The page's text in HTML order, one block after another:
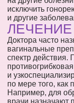
исключить
и другие
ЛЕЧЕНИЕ
Доктора часто
вагинальные
спектр действия.
и
по мере того, как
Например, для
врачи назначают